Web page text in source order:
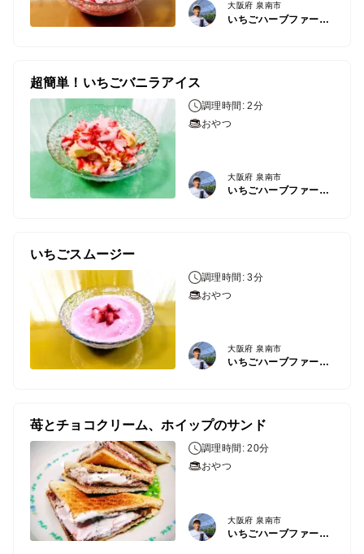
大阪府 泉南市
いちごハーブファーム泉南
超簡単！いちごバニラアイス
調理時間: 2分
おやつ
大阪府 泉南市
いちごハーブファーム泉南
いちごスムージー
調理時間: 3分
おやつ
大阪府 泉南市
いちごハーブファーム泉南
苺とチョコクリーム、ホイップのサンド
調理時間: 20分
おやつ
大阪府 泉南市
いちごハーブファーム泉南